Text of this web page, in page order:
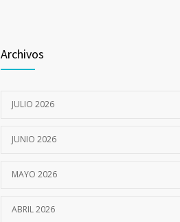
Archivos
JULIO 2026
JUNIO 2026
MAYO 2026
ABRIL 2026